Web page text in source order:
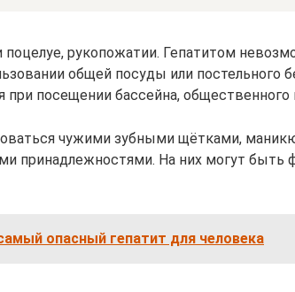
поцелуе, рукопожатии. Гепатитом
общей посуды или постельного
при посещении бассейна, общественного
чужими зубными щётками,
принадлежностями. На них могут быть
опасный гепатит для человека